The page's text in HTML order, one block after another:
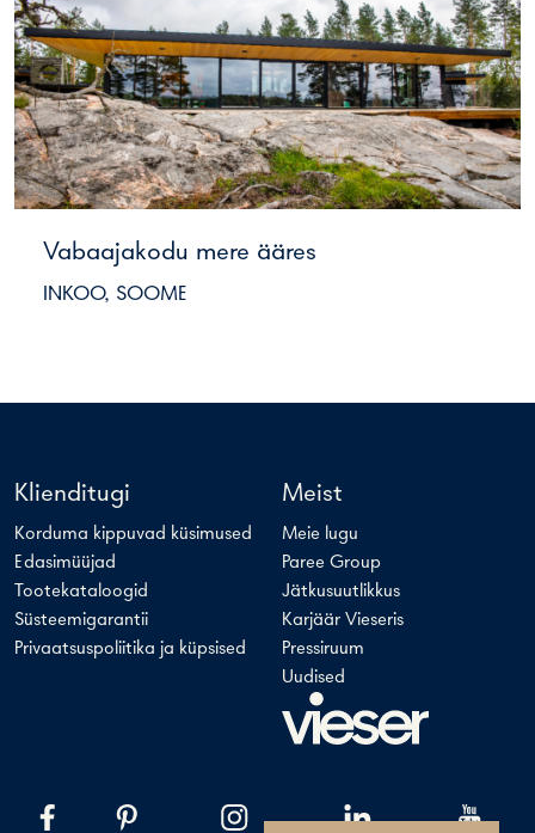
Vabaajakodu mere ääres
INKOO, SOOME
Klienditugi
Korduma kippuvad küsimused
Edasimüüjad
Tootekataloogid
Süsteemigarantii
Privaatsuspoliitika ja küpsised
Meist
Meie lugu
Paree Group
Jätkusuutlikkus
Karjäär Vieseris
Pressiruum
Uudised